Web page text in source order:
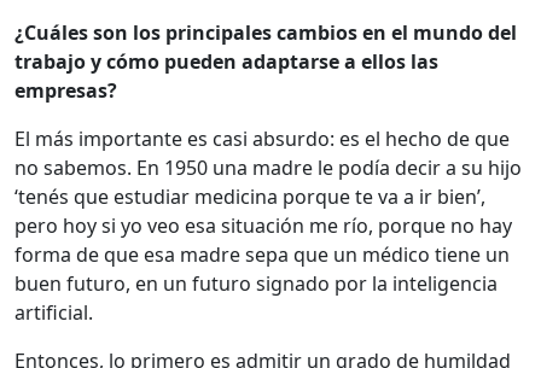
¿Cuáles son los principales cambios en el mundo del
trabajo y cómo pueden adaptarse a ellos las
empresas?
El más importante es casi absurdo: es el hecho de que
no sabemos. En 1950 una madre le podía decir a su hijo
‘tenés que estudiar medicina porque te va a ir bien’,
pero hoy si yo veo esa situación me río, porque no hay
forma de que esa madre sepa que un médico tiene un
buen futuro, en un futuro signado por la inteligencia
artificial.
Entonces, lo primero es admitir un grado de humildad